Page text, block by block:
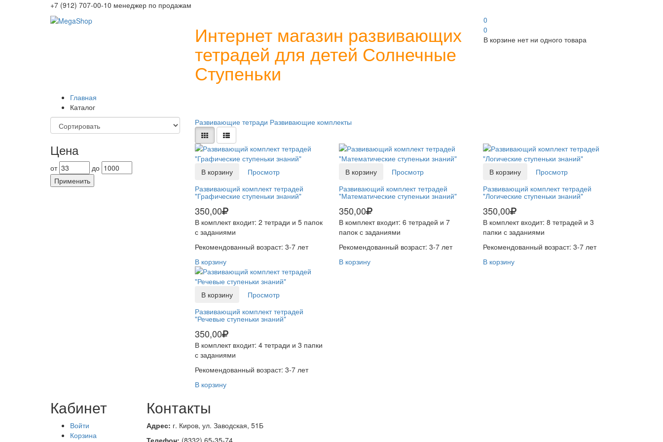
+7 (912) 707-00-10 менеджер по продажам
Интернет магазин развивающих
тетрадей для детей Солнечные
Ступеньки
0
0
В корзине нет ни одного товара
Главная
Каталог
Цена
от
до
Применить
Развивающие тетради Развивающие комплекты
В корзину
Просмотр
Развивающий комплект тетрадей
"Графические ступеньки знаний"
350,00
В комплект входит: 2 тетради и 5 папок
с заданиями
Рекомендованный возраст: 3-7 лет
В корзину
В корзину
Просмотр
Развивающий комплект тетрадей
"Математические ступеньки знаний"
350,00
В комплект входит: 6 тетрадей и 7
папок с заданиями
Рекомендованный возраст: 3-7 лет
В корзину
В корзину
Просмотр
Развивающий комплект тетрадей
"Логические ступеньки знаний"
350,00
В комплект входит: 8 тетрадей и 3
папки с заданиями
Рекомендованный возраст: 3-7 лет
В корзину
В корзину
Просмотр
Развивающий комплект тетрадей
"Речевые ступеньки знаний"
350,00
В комплект входит: 4 тетради и 3 папки
с заданиями
Рекомендованный возраст: 3-7 лет
В корзину
Кабинет
Войти
Корзина
Контакты
Адрес: г. Киров, ул. Заводская, 51Б
Телефон: (8332) 65-35-74